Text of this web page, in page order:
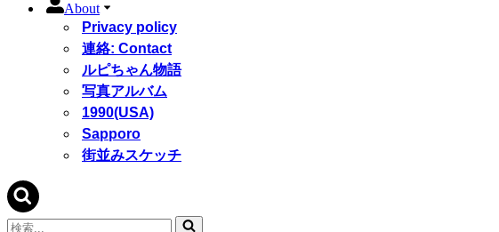
About
Privacy policy
連絡: Contact
ルピちゃん物語
写真アルバム
1990(USA)
Sapporo
街並みスケッチ
検